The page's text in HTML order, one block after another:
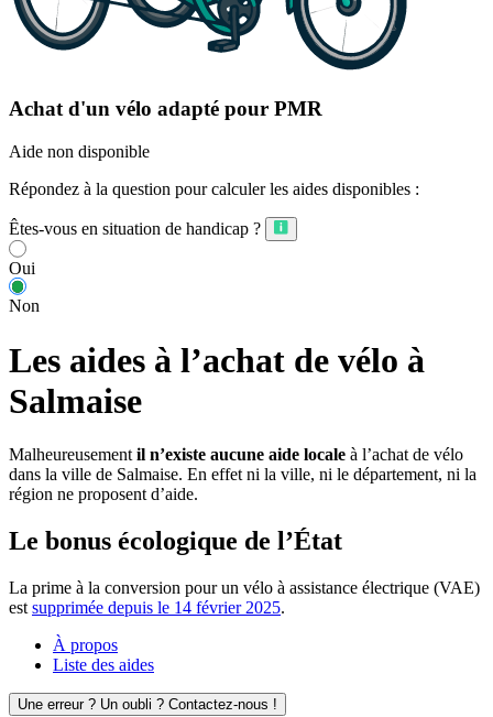
Achat d'un vélo adapté pour PMR
Aide non disponible
Répondez à la question pour calculer les aides disponibles :
Êtes-vous en situation de handicap ?
Oui
Non
Les aides à l’achat de vélo à
Salmaise
Malheureusement il n’existe aucune aide locale à l’achat de vélo
dans la ville de Salmaise. En effet ni la ville, ni le département, ni la
région ne proposent d’aide.
Le bonus écologique de l’État
La prime à la conversion pour un vélo à assistance électrique (VAE)
est supprimée depuis le 14 février 2025.
À propos
Liste des aides
Une erreur ? Un oubli ? Contactez-nous !